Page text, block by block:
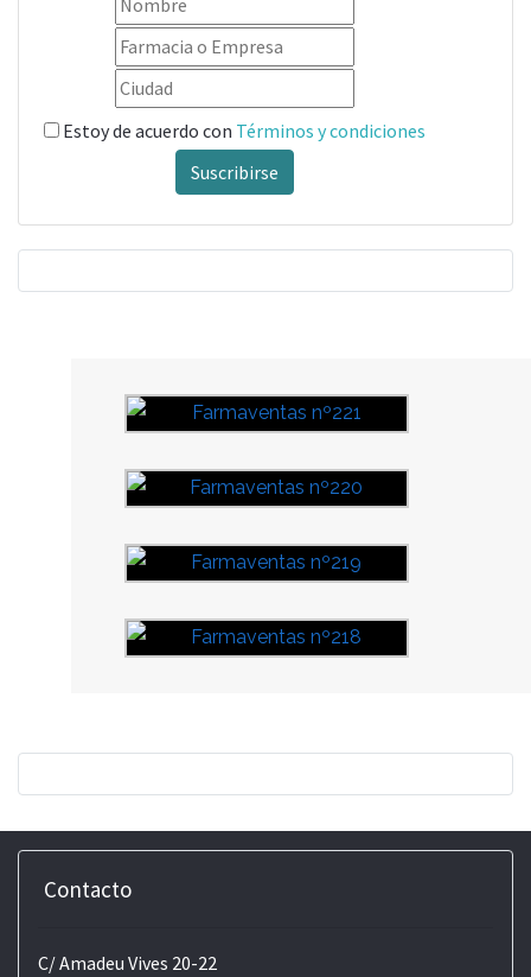
Estoy de acuerdo con Términos y condiciones
Suscribirse
Contacto
C/ Amadeu Vives 20-22